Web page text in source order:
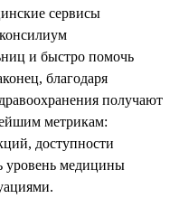
сервисы
и быстро помочь
благодаря
получают
метрикам:
доступности
уровень медицины